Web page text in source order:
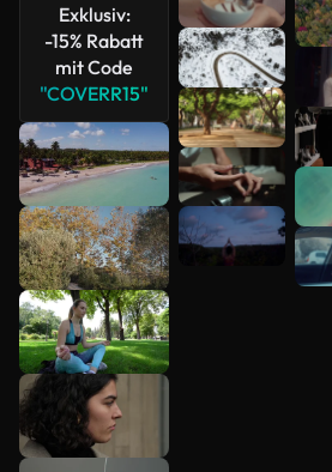
Exklusiv:
-15% Rabatt
mit Code
"COVERR15"